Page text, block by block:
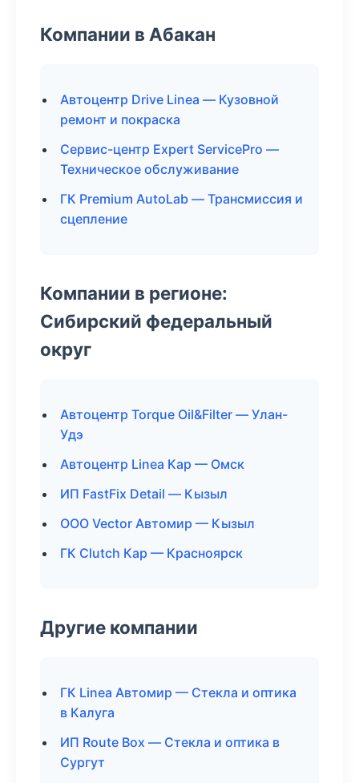
Компании в Абакан
Автоцентр Drive Linea — Кузовной
ремонт и покраска
Сервис-центр Expert ServicePro —
Техническое обслуживание
ГК Premium AutoLab — Трансмиссия и
сцепление
Компании в регионе:
Сибирский федеральный
округ
Автоцентр Torque Oil&Filter — Улан-
Удэ
Автоцентр Linea Кар — Омск
ИП FastFix Detail — Кызыл
ООО Vector Автомир — Кызыл
ГК Clutch Кар — Красноярск
Другие компании
ГК Linea Автомир — Стекла и оптика
в Калуга
ИП Route Box — Стекла и оптика в
Сургут